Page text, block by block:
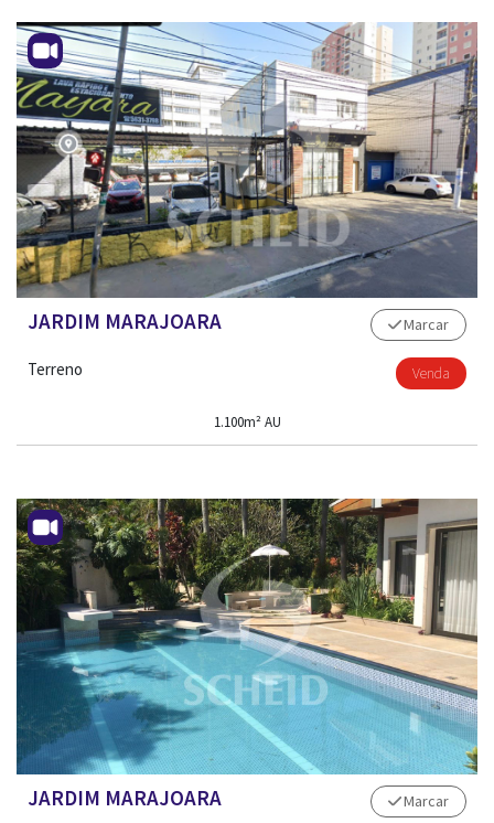
JARDIM MARAJOARA
Terreno
Marcar
Venda
1.100m² AU
JARDIM MARAJOARA Marcar